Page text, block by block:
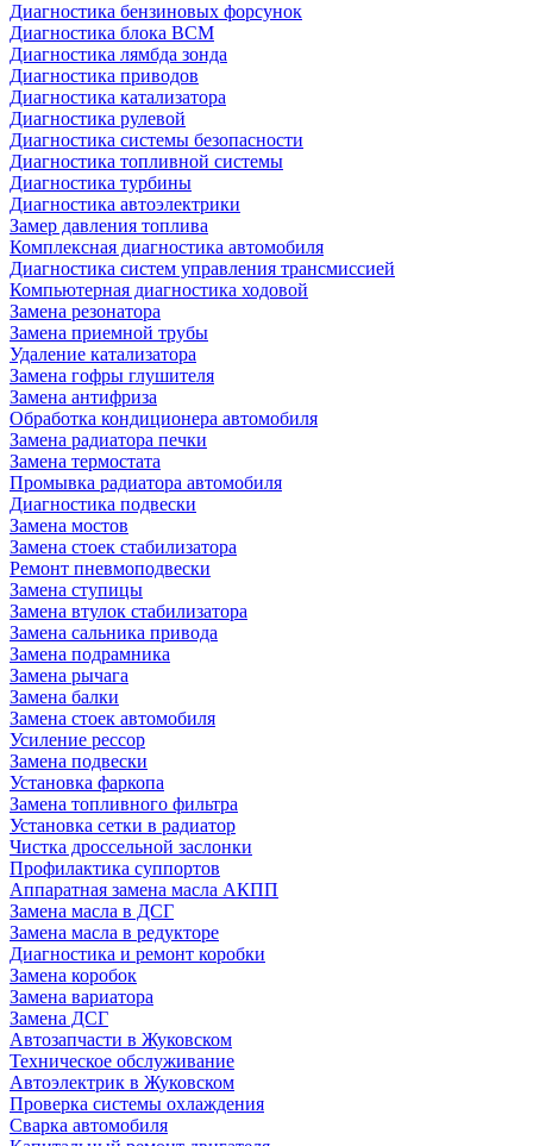
Диагностика бензиновых форсунок
Диагностика блока BCM
Диагностика лямбда зонда
Диагностика приводов
Диагностика катализатора
Диагностика рулевой
Диагностика системы безопасности
Диагностика топливной системы
Диагностика турбины
Диагностика автоэлектрики
Замер давления топлива
Комплексная диагностика автомобиля
Диагностика систем управления трансмиссией
Компьютерная диагностика ходовой
Замена резонатора
Замена приемной трубы
Удаление катализатора
Замена гофры глушителя
Замена антифриза
Обработка кондиционера автомобиля
Замена радиатора печки
Замена термостата
Промывка радиатора автомобиля
Диагностика подвески
Замена мостов
Замена стоек стабилизатора
Ремонт пневмоподвески
Замена ступицы
Замена втулок стабилизатора
Замена сальника привода
Замена подрамника
Замена рычага
Замена балки
Замена стоек автомобиля
Усиление рессор
Замена подвески
Установка фаркопа
Замена топливного фильтра
Установка сетки в радиатор
Чистка дроссельной заслонки
Профилактика суппортов
Аппаратная замена масла АКПП
Замена масла в ДСГ
Замена масла в редукторе
Диагностика и ремонт коробки
Замена коробок
Замена вариатора
Замена ДСГ
Автозапчасти в Жуковском
Техническое обслуживание
Автоэлектрик в Жуковском
Проверка системы охлаждения
Сварка автомобиля